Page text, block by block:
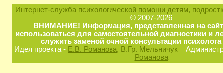
Интернет-служба психологической помощи детям,
© 2007-2026
ВНИМАНИЕ! Информация, представленная на
использоваться для самостоятельной диагностики и
служить заменой очной консультации
Идея проекта - Е.В. Романова, В.Гр. Мельничук
Романова